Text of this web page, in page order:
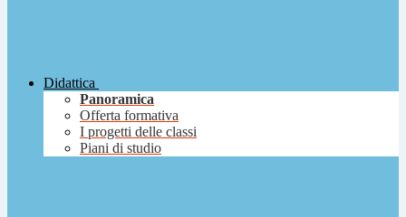
Didattica
Panoramica
Offerta formativa
I progetti delle classi
Piani di studio